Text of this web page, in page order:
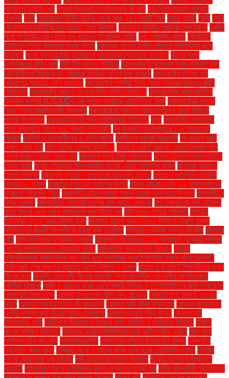
আপিলের শুনানি শেষ মৃত্যুর প্রাক্কালে মস্তিষ্কে কী ঘটে মৃদু শৈত্যপ্রবাহে কাঁপছে
পঞ্চগড় মেটা মেট্রোরেল টিকিট বিক্রি থেকে আয় ২৪৪ কোটি টাকা মেয়র প্রার্থী মেসি মেসি
রোনালদোর হ্যাটট্রিকের রেকর্ডে যোগ দিলেন" মেসিদের নাটকীয় পরাজয় শেষ মুহূর্তে মেসির
সঙ্গে সম্পর্কের গুঞ্জন নিয়ে মুখ খুললেন সাংবাদিক সোফি মো. সারজিদ আলম মোবাইলে
ইন্টারনেট স্পিড বাড়ানোর সহজ উপায় মোহাম্মদ সালাহ চলতি মৌসুমে অবিশ্বাস্য ছন্দে
রয়েছেন যাকে যুক্তরাষ্ট্রের অভিবাসন কর্মকর্তারা গ্রেপ্তার করেছেন যাঁদের স্তন
ক্যানসারের ঝুঁকি বেশি যিনি টিপু নামেও পরিচিত যুক্তরাষ্ট্র ইয়েমেনের ইরান-সমর্থিত হুতি
বিদ্রোহীদের বিরুদ্ধে বড় আকারে সামরিক হামলা শুরু করেছে যুক্তরাষ্ট্রে ডিমের দাম
সর্বকালের সবচেয়ে বেশি বেড়েছে যুক্তরাষ্ট্রে পরকীয়া নিয়ে নায়ক নিরবের বিরুদ্ধে স্ত্রীর
অভিযোগ যুক্তরাষ্ট্রে স্কুলে এলোপাতাড়ি গুলিতে নিহত ৩ যুক্তরাষ্ট্রের আন্তর্জাতিক
উন্নয়ন সংস্থা (USAID) এর প্রধান কার্যালয় ওয়াশিংটনে আজ যুক্তরাষ্ট্রের দেওয়া
'থাড' ক্ষেপণাস্ত্রবিধ্বংসী ব্যবস্থা: যুক্তরাষ্ট্রের বাজারে প্রতিযোগীদের চেয়ে পিছিয়ে
পড়ছে বাংলাদেশ যুক্তরাষ্ট্রের শুল্কের প্রতিক্রিয়া হিসেবে" যুদ্ধ যুদ্ধকালীন সতর্কতার
মতো প্রস্তুতি নিতে হবে: প্রধান উপদেষ্টা" যুব উন্নয়ন অধিদপ্তরে ১২০ পদের বড়
নিয়োগ যুবলীগ ও ছাত্রলীগের ৪ নেতা আটক যুবলীগের সাবেক সভাপতি যে কারণে হঠাৎ
ওজন বেড়ে যায় যেন মেঘের ভেলায় ভাসছি... যেভাবে রেকর্ড করবেন হোয়াটসঅ্যাপ কল
যেসব কারণে রোজা ভেঙে যায় রক্তচাপ নিয়ে কিছু আলোচনা রক্তে হিমোগ্লোবিন বাড়াবে
যেসব খাবার রংপুর গ্রেপ্তার নীলফামারীর সাবেক এমপি আফতাব উদ্দিন রংপুরের আকাশে
মেঠো আবাবিল রমজানুল মুবারক - কল্যাণের অফুরন্ত ভান্ডার রমজানে আল্লাহর নৈকট্য
লাভের ১০ আমল রমজানে তাকওয়া অর্জনের উপায় রহস্য বাড়ছে সেই '২৫ হাজার বছরের
পুরোনো' পিরামিড নিয়ে রাঙামাটির চায়না কমলা: সফল চাষের এক নতুন দিগন্ত রাজধানীতে
তীব্র যানজট রাজধানীতে মিনিকেট চালের দাম আরও বেড়েছে রাত পোহালেই শুরু বইমেলা
রাতে ঘুম না এলে কোন কাজগুলো করা উচিত নয় রানি তখন এগিয়ে আসেন" রাশিয়া-
ইউক্রেন যুদ্ধে অস্ত্র বিক্রি বৃদ্ধি রাশিয়ায় বহুতল ভবনে ৯/১১ স্টাইলে ড্রোন হামলা
রাশিয়ায় যে বাঙালি বিপ্লবীকে হত্যা করা হয়েছিল রাশিয়ার ওখটস্ক সাগরে নিখোঁজ রাশিয়ার
দাবি রাষ্ট্র সংস্কার অতিরিক্ত জরুরি রাষ্ট্রপতি সংবিধানের ১০৬ অনুচ্ছেদ অনুযায়ী সুপ্রিম
কোর্টের মতামত চেয়ে রেফারেন্স পাঠান রাষ্ট্রপতির পদত্যাগের আহ্বান রাষ্ট্রীয়
পৃষ্ঠপোষকতায় রাজনৈতিক দল গঠন হলে সরকারের গ্রহণযোগ্যতা হ্রাস পাবে: রিজভী"
রাস্ট বেল্টে শেষ মুহূর্তের প্রচারে ব্যস্ত ট্রাম্প ও কমলা রাহাতের কনসার্টে শিক্ষার্থীদের জন্য
বিশেষ ছাড় রিজভী: আওয়ামী লীগের কর্মসূচি 'অনুশোচনাহীন এক নারীর আর্তচিৎকার'
রোগীরা বিপাকে রোজ ৫ ধরনের খাবার খেলে ফ্যাটি লিভার ও হেপাটাইটিসের ঝুঁকি থাকবে না
রোজাদার শিশুর যত্ন রোজায় ইসবগুলের ভুসি কেন খাবেন? রোজায় গলা শুকিয়ে যাওয়ার
কারণ রোজায় ত্বকের যত্নে কী করবেন? রোজায় নারী বাঁচুক সুস্থতায় রোজার খাদ্যপণ্যে
৭৫% পর্যন্ত ছাড় দিচ্ছে আরব দেশগুলো রোজার প্রকার সমূহ জানুন রোনালদোই
ইতিহাসের সেরা রোহিঙ্গারা মিয়ানমারে ফিরতে চায়: জাতিসংঘ মহাসচিব উখিয়ায় র্তমানে
ঋণের পরিমাণ বাড়লেও র্যটকদের কঠোর বিধিনিষেধে সেন্ট মার্টিন দ্বীপ ভ্রমণ লাল কার্ড
লালশাক লাল হয় কেন লালশাপলারবিল' লেবাননের দক্ষিণে ইসরায়েলি হামলা লোকমুখে
প্রচলিত 'খনার বচন' শনিবার থেকে ৯ মাসের জন্য বন্ধ হচ্ছে সেন্টমার্টিন ভ্রমণ শনিবার
থেকে রোজা শুরু যুক্তরাষ্ট্রে শমী কায়সারের জামিন স্থগিত শর্ষের তেলের উপযুক্ততা
কতটা? শহিদদের স্মরণে গণতান্ত্রিক ছাত্র সংসদের যাত্রা শুরু শহীদ বুদ্ধিজীবী স্মৃতিসৌধে